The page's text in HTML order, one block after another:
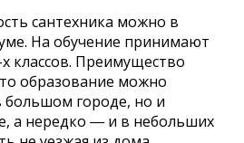
сантехника можно в
На обучение принимают
классов. Преимущество
образование можно
большом городе, но и
а нередко ― и в небольших